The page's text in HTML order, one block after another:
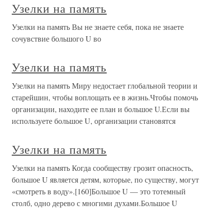
Узелки на память
Узелки на память Вы не знаете себя, пока не знаете
сочувствие большого U во
Узелки на память
Узелки на память Миру недостает глобальной теории и
старейшин, чтобы воплощать ее в жизнь.Чтобы помочь
организации, находите ее план и большое U.Если вы
используете большое U, организации становятся
Узелки на память
Узелки на память Когда сообществу грозит опасность,
большое U является детям, которые, по существу, могут
«смотреть в воду».[160]Большое U — это тотемный
столб, одно дерево с многими духами.Большое U